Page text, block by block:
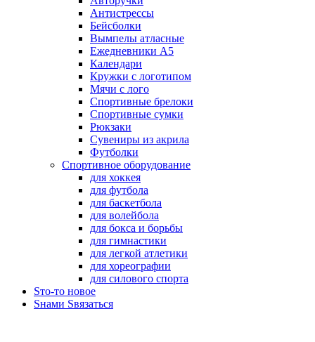
Антистрессы
Бейсболки
Вымпелы атласные
Ежедневники А5
Календари
Кружки с логотипом
Мячи с лого
Спортивные брелоки
Спортивные сумки
Рюкзаки
Сувениры из акрила
Футболки
Спортивное оборудование
для хоккея
для футбола
для баскетбола
для волейбола
для бокса и борьбы
для гимнастики
для легкой атлетики
для хореографии
для силового спорта
Sто-то новое
Sнами Sвязаться